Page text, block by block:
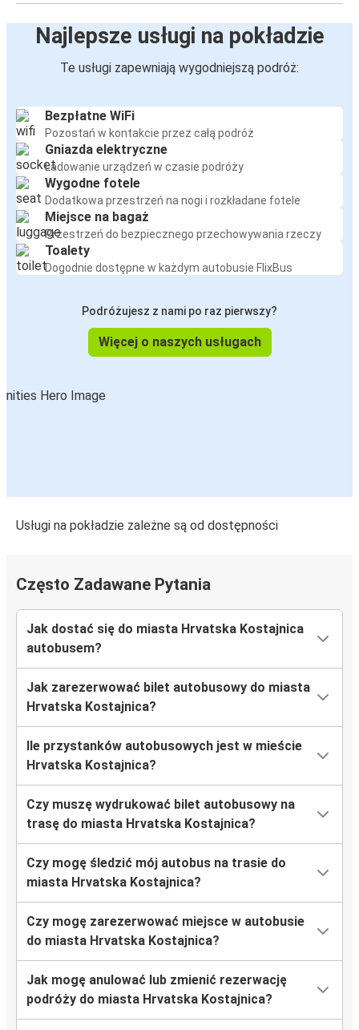
Najlepsze usługi na pokładzie
Te usługi zapewniają wygodniejszą podróż:
Bezpłatne WiFi
Pozostań w kontakcie przez całą podróż
Gniazda elektryczne
Ładowanie urządzeń w czasie podróży
Wygodne fotele
Dodatkowa przestrzeń na nogi i rozkładane fotele
Miejsce na bagaż
Przestrzeń do bezpiecznego przechowywania rzeczy
Toalety
Dogodnie dostępne w każdym autobusie FlixBus
Podróżujesz z nami po raz pierwszy?
Więcej o naszych usługach
Usługi na pokładzie zależne są od dostępności
Często Zadawane Pytania
Jak dostać się do miasta Hrvatska Kostajnica
autobusem?
Jak zarezerwować bilet autobusowy do miasta
Hrvatska Kostajnica?
Ile przystanków autobusowych jest w mieście
Hrvatska Kostajnica?
Czy muszę wydrukować bilet autobusowy na
trasę do miasta Hrvatska Kostajnica?
Czy mogę śledzić mój autobus na trasie do
miasta Hrvatska Kostajnica?
Czy mogę zarezerwować miejsce w autobusie
do miasta Hrvatska Kostajnica?
Jak mogę anulować lub zmienić rezerwację
podróży do miasta Hrvatska Kostajnica?